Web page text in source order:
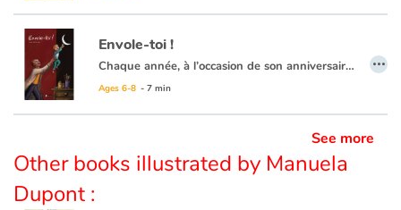
Envole-toi !
Chaque année, à l’occasion de son anniversaire, un père peint pour son fils un tableau. Mais pas n’importe quel tableau ! Car ces matins-là, il invite son enfant à entrer dans sa peinture pour lui transmettre un peu des valeurs qu'il a lui même reçues de ses propres parents. Ainsi, au fil des années, il l'aide à gravir une marche ou relever un défi. Jusqu'à ce que l'enfant, devenu grand, prenne son envol.
Ages 6-8 - 7 min
…
See more
Other books illustrated by Manuela
Dupont :